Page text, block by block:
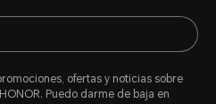
ofertas y noticias sobre
Puedo darme de baja en